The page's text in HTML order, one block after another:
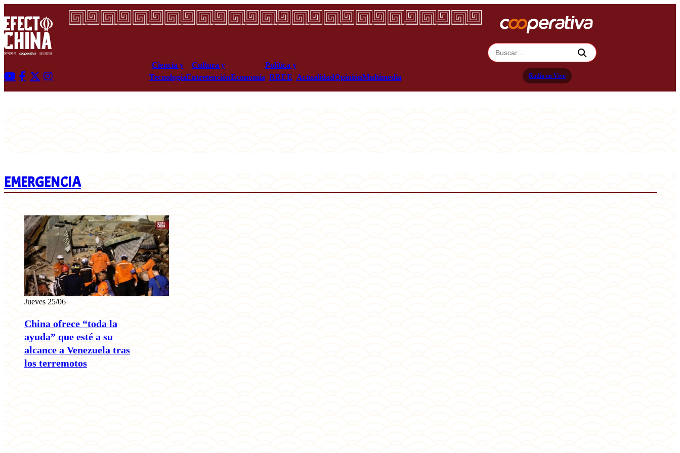
Ciencia y
Tecnología
Cultura y
EntretenciónEconomía
Política y
RREE ActualidadOpiniónMultimedia Radio en Vivo
EMERGENCIA
Jueves 25/06
China ofrece “toda la
ayuda” que esté a su
alcance a Venezuela tras
los terremotos